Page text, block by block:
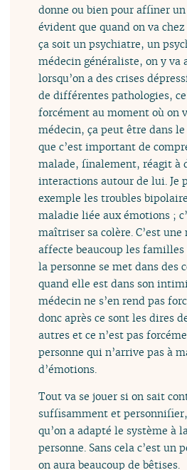
donne ou bien pour affiner un
évident que quand on va
ça soit un psychiatre, un
médecin généraliste, on y va
lorsqu’on a des crises
de différentes pathologies, ce
forcément au moment où on
médecin, ça peut être dans le
que c’est important de
malade, finalement, réagit à
interactions autour de lui. Je
exemple les troubles
maladie liée aux émotions ;
maîtriser sa colère. C’est
affecte beaucoup les familles
la personne se met dans des
quand elle est dans son
médecin ne s’en rend pas
donc après ce sont les dires
autres et ce n’est pas
personne qui n’arrive pas à
d’émotions.
Tout va se jouer si on sait
suffisamment et
qu’on a adapté le système à
personne. Sans cela c’est un
on aura beaucoup de bêtises.